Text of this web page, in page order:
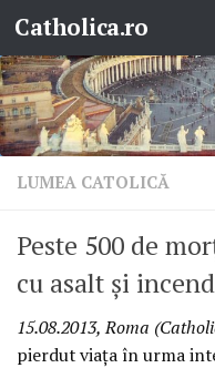
Skip to content
Catholica.ro
LUMEA CATOLICĂ
Peste 500 de
cu asalt şi
15.08.2013, Roma
pierdut viaţa în urma